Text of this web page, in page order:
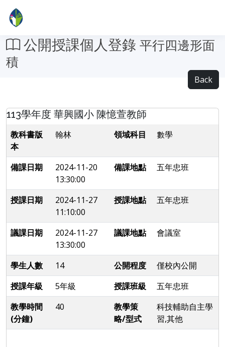
公開授課個人登錄 平行四邊形面
積
Back
113學年度 華興國小 陳憶萱教師
教科書版
本
翰林 領域科目 數學
備課日期
2024-11-20
13:30:00
備課地點 五年忠班
授課日期
2024-11-27
11:10:00
授課地點 五年忠班
議課日期
2024-11-27
13:30:00
議課地點 會議室
學生人數 14 公開程度
僅校內公開
授課年級
5年級 授課班級
五年忠班
教學時間
(分鐘)
40
教學策
略/型式
科技輔助自主學
習,其他